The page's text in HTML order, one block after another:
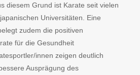
diesem Grund ist Karate seit vielen
Universitäten. Eine
zudem die positiven
für die Gesundheit
innen zeigen deutlich
Ausprägung des